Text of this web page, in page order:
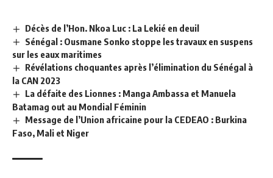
Décès de l’Hon. Nkoa Luc : La Lekié en deuil
Sénégal : Ousmane Sonko stoppe les travaux en suspens
sur les eaux maritimes
Révélations choquantes après l’élimination du Sénégal à
la CAN 2023
La défaite des Lionnes : Manga Ambassa et Manuela
Batamag out au Mondial Féminin
Message de l’Union africaine pour la CEDEAO : Burkina
Faso, Mali et Niger